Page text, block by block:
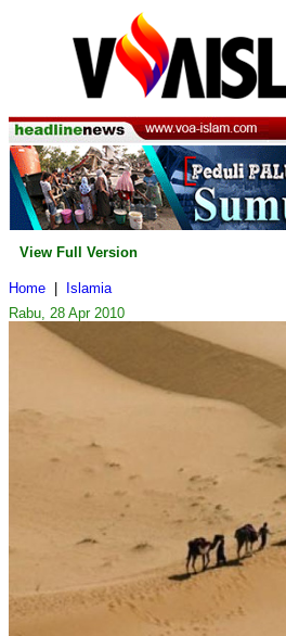
View Full Version
Home
Islamia
Rabu, 28 Apr 2010